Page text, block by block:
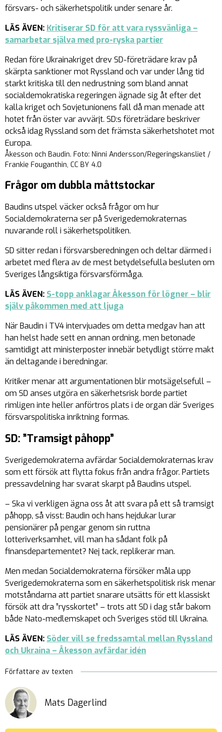
försvars- och säkerhetspolitik under senare år.
LÄS ÄVEN: Kritiserar SD för att vara ryssvänliga –
samarbetar själva med pro-ryska partier
Redan före Ukrainakriget drev SD-företrädare krav på
skärpta sanktioner mot Ryssland och var under lång tid
starkt kritiska till den nedrustning som bland annat
socialdemokratiska regeringen ägnade sig åt efter det
kalla kriget och Sovjetunionens fall då man menade att
hotet från öster var avvärjt. SD:s företrädare beskriver
också idag Ryssland som det främsta säkerhetshotet mot
Europa.
Åkesson och Baudin. Foto: Ninni Andersson/Regeringskansliet /
Frankie Fouganthin, CC BY 4.0
Frågor om dubbla måttstockar
Baudins utspel väcker också frågor om hur
Socialdemokraterna ser på Sverigedemokraternas
nuvarande roll i säkerhetspolitiken.
SD sitter redan i försvarsberedningen och deltar därmed i
arbetet med flera av de mest betydelsefulla besluten om
Sveriges långsiktiga försvarsförmåga.
LÄS ÄVEN: S-topp anklagar Åkesson för lögner – blir
själv påkommen med att ljuga
När Baudin i TV4 intervjuades om detta medgav han att
han helst hade sett en annan ordning, men betonade
samtidigt att ministerposter innebär betydligt större makt
än deltagande i beredningar.
Kritiker menar att argumentationen blir motsägelsefull –
om SD anses utgöra en säkerhetsrisk borde partiet
rimligen inte heller anförtros plats i de organ där Sveriges
försvarspolitiska inriktning formas.
SD: ”Tramsigt påhopp”
Sverigedemokraterna avfärdar Socialdemokraternas krav
som ett försök att flytta fokus från andra frågor. Partiets
pressavdelning har svarat skarpt på Baudins utspel.
– Ska vi verkligen ägna oss åt att svara på ett så tramsigt
påhopp, så visst: Baudin och hans hejdukar lurar
pensionärer på pengar genom sin ruttna
lotteriverksamhet, vill man ha sådant folk på
finansdepartementet? Nej tack, replikerar man.
Men medan Socialdemokraterna försöker måla upp
Sverigedemokraterna som en säkerhetspolitisk risk menar
motståndarna att partiet snarare utsätts för ett klassiskt
försök att dra ”rysskortet” – trots att SD i dag står bakom
både Nato-medlemskapet och Sveriges stöd till Ukraina.
LÄS ÄVEN: Söder vill se fredssamtal mellan Ryssland
och Ukraina – Åkesson avfärdar idén
Författare av texten
Mats Dagerlind